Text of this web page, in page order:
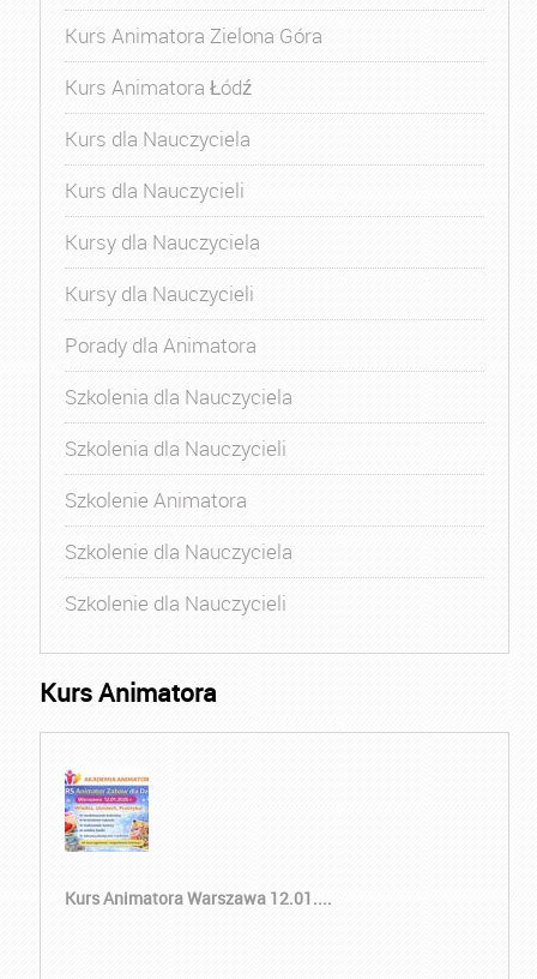
Kurs Animatora Zielona Góra
Kurs Animatora Łódź
Kurs dla Nauczyciela
Kurs dla Nauczycieli
Kursy dla Nauczyciela
Kursy dla Nauczycieli
Porady dla Animatora
Szkolenia dla Nauczyciela
Szkolenia dla Nauczycieli
Szkolenie Animatora
Szkolenie dla Nauczyciela
Szkolenie dla Nauczycieli
Kurs Animatora
Kurs Animatora Warszawa 12.01....